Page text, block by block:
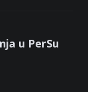
u PerSu